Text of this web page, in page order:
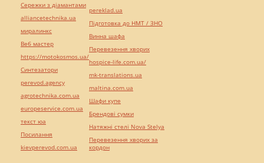
Сережки з діамантами
alliancetechnika.ua
миралинкс
Веб мастер
https://motokosmos.ua/
Синтезатори
perevod.agency
agrotechnika.com.ua
europeservice.com.ua
текст юа
Посилання
kievperevod.com.ua
pereklad.ua
Підготовка до НМТ / ЗНО
Винна шафа
Перевезення хворих
hospice-life.com.ua/
mk-translations.ua
maltina.com.ua
Шафи купе
Брендові сумки
Натяжні стелі Nova Stelya
Перевезення хворих за
кордон